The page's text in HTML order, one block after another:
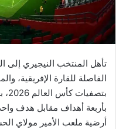
تأهل المنتخب النيجيري إلى
الفاصلة للقارة الإفريقية،
بأربعة أهداف مقابل هدف
أرضية ملعب الأمير مولاي